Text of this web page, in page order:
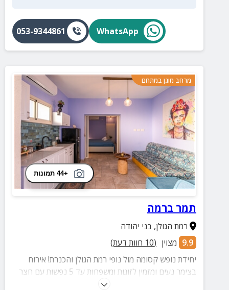
WhatsApp
053-9344861
מרחב מוגן במתחם
+44 תמונות
תמר ברמה
רמת הגולן, בני יהודה
9.9 מצוין (
10 חוות דעת)
יחידת נופש קסומה מול נופי רמת הגולן והכנרת! אירוח
בצימר נעים ומזמין לזוגות ומשפחות עד 5 נפשות עם חצר
פרטית, חדר שינה, סלון, מטבח מאובזר ועוד.